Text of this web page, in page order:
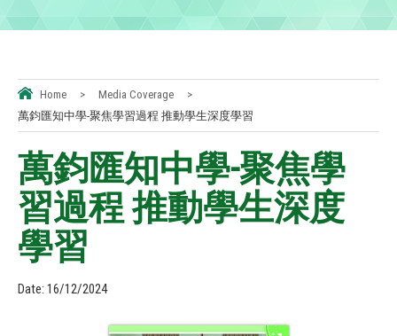
Home > Media Coverage
>
萬鈞匯知中學-聚焦學習過程 推動學生深度學習
萬鈞匯知中學-聚焦學
習過程 推動學生深度
學習
Date: 16/12/2024